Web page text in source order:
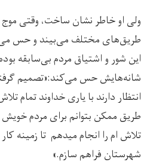
ولی او خاطر نشان ساخت، وقتی موج
طریق‌های مختلف می‌بیند و حس
این شور و اشتیاق مردم بی‌سابقه
شانه‌هایش حس می‌کند:«تصمیم
انتظار دارند با یاری خداوند تمام
طریق ممکن بتوانم برای مردم
تلاش ام را انجام میدهم تا زمینه
شهرستان فراهم سازم.»